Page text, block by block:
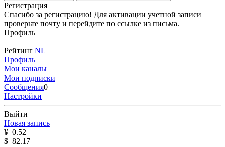
Регистрация
Спасибо за регистрацию! Для активации учетной записи
проверьте почту и перейдите по ссылке из письма.
Профиль
Рейтинг NL
Профиль
Мои каналы
Мои подписки
Сообщения0
Настройки
Выйти
Новая запись
¥ 0.52
$ 82.17